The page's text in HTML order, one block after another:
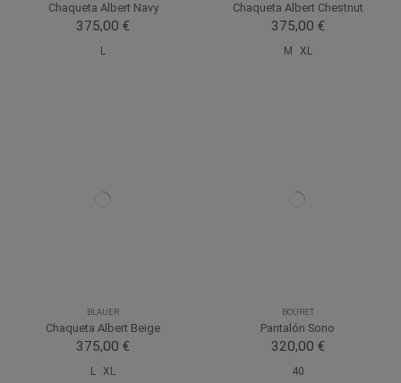
Chaqueta Albert Navy
375,00 €
L
Chaqueta Albert Chestnut
375,00 €
M XL
BLAUER
Chaqueta Albert Beige
375,00 €
L XL
BOÜRET
Pantalón Sono
320,00 €
40